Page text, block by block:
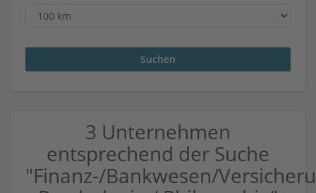
3 Unternehmen
entsprechend der Suche
"Finanz-/Bankwesen/